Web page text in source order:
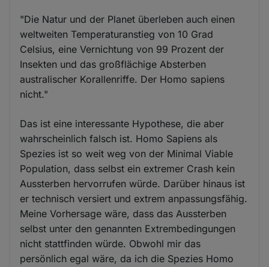
"Die Natur und der Planet überleben auch einen
weltweiten Temperaturanstieg von 10 Grad
Celsius, eine Vernichtung von 99 Prozent der
Insekten und das großflächige Absterben
australischer Korallenriffe. Der Homo sapiens
nicht."
Das ist eine interessante Hypothese, die aber
wahrscheinlich falsch ist. Homo Sapiens als
Spezies ist so weit weg von der Minimal Viable
Population, dass selbst ein extremer Crash kein
Aussterben hervorrufen würde. Darüber hinaus ist
er technisch versiert und extrem anpassungsfähig.
Meine Vorhersage wäre, dass das Aussterben
selbst unter den genannten Extrembedingungen
nicht stattfinden würde. Obwohl mir das
persönlich egal wäre, da ich die Spezies Homo